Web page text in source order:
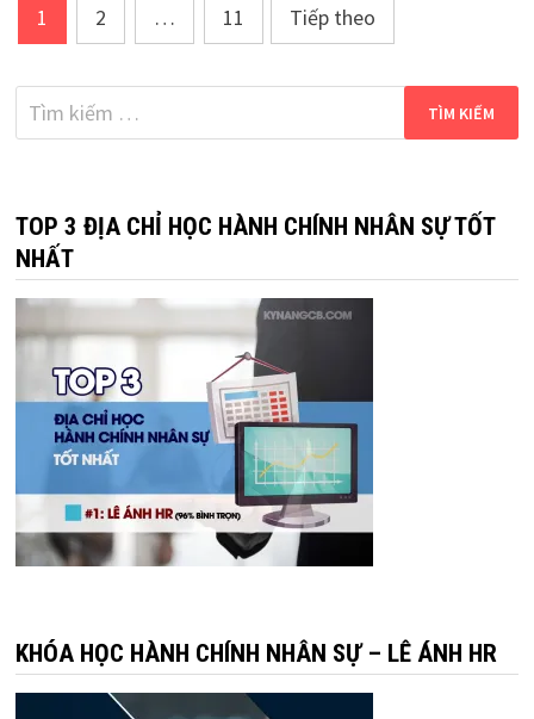
Phân
trang
bài
viết
1 2 … 11 Tiếp theo
Tìm
kiếm
TOP 3 ĐỊA CHỈ HỌC HÀNH CHÍNH NHÂN SỰ TỐT
NHẤT
KHÓA HỌC HÀNH CHÍNH NHÂN SỰ – LÊ ÁNH HR